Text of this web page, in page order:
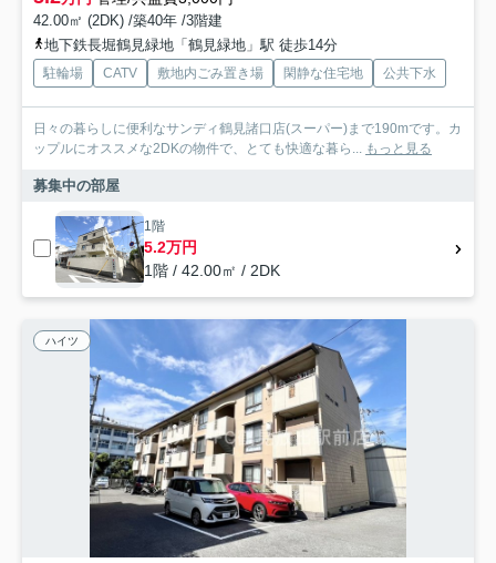
42.00㎡ (2DK) /築40年 /3階建
地下鉄長堀鶴見緑地「鶴見緑地」駅 徒歩14分
駐輪場 CATV 敷地内ごみ置き場 閑静な住宅地 公共下水
日々の暮らしに便利なサンディ鶴見諸口店(スーパー)まで190mです。カ
ップルにオススメな2DKの物件で、とても快適な暮ら... もっと見る
募集中の部屋
1階
5.2万円
1階 / 42.00㎡ / 2DK
ハイツ